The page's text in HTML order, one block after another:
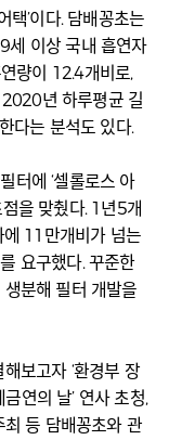
택’이다. 담배꽁초는
세 이상 국내 흡연자
량이 12.4개비로,
년 하루평균 길
다는 분석도 있다.
터에 ‘셀롤로스 아
을 맞췄다. 1년5개
11만개비가 넘는
요구했다. 꾸준한
분해 필터 개발을
보고자 ‘환경부 장
연의 날’ 연사 초청,
최 등 담배꽁초와 관